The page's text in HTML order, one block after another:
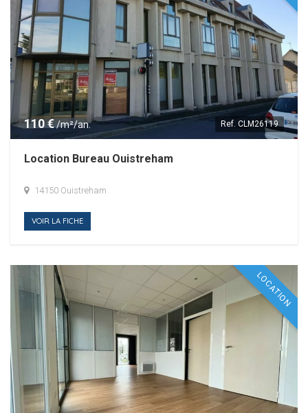
110 €/m²/an. Ref. CLM26119
Location Bureau Ouistreham
14150 Ouistreham
VOIR LA FICHE
LOCATION